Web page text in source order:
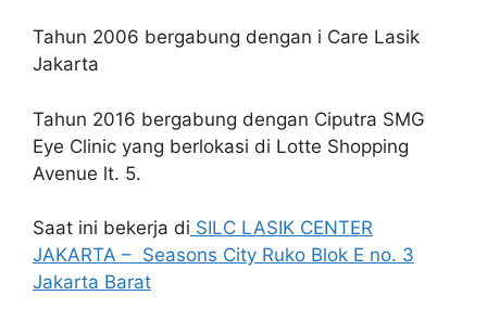
Tahun 2006 bergabung dengan i Care Lasik
Jakarta
Tahun 2016 bergabung dengan Ciputra SMG
Eye Clinic yang berlokasi di Lotte Shopping
Avenue lt. 5.
Saat ini bekerja di SILC LASIK CENTER
JAKARTA – Seasons City Ruko Blok E no. 3
Jakarta Barat